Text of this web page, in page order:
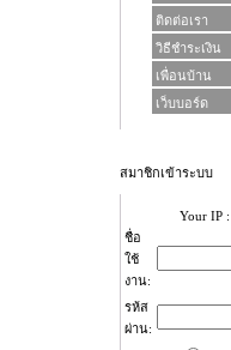
ติดต่อเรา
วิธีชำระเงิน
เพื่อนบ้าน
เว็บบอร์ด
สมาชิกเข้าระบบ
Your IP :
ชื่อ
ใช้
งาน:
รห้ส
ผ่าน: